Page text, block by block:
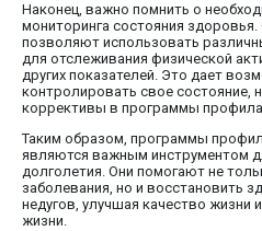
Наконец, важно помнить о
мониторинга состояния
позволяют использовать
для отслеживания физической
других показателей. Это дает
контролировать свое состояние,
коррективы в программы
Таким образом, программы
являются важным инструментом
долголетия. Они помогают не
заболевания, но и восстановить
недугов, улучшая качество жизни
жизни.